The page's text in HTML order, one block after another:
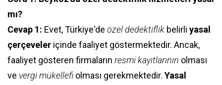
mı?
Cevap 1: Evet, Türkiye'de özel dedektiflik belirli yasal
çerçeveler içinde faaliyet göstermektedir. Ancak,
faaliyet gösteren firmaların resmi kayıtlarının olması
ve vergi mükellefi olması gerekmektedir. Yasal